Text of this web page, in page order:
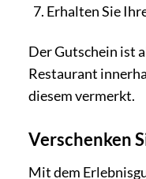
Erhalten Sie
Der Gutschein ist
Restaurant
diesem vermerkt.
Verschenken
Mit dem